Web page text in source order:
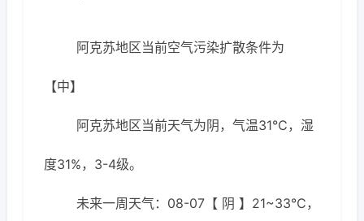
阿克苏地区当前空气污染扩散条件为
【中】
阿克苏地区当前天气为阴，气温31℃，湿
度31%，3-4级。
未来一周天气：08-07【 阴 】21~33℃，